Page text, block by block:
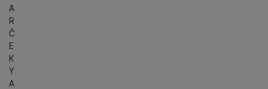
A
R
Č
E
K
Y
A